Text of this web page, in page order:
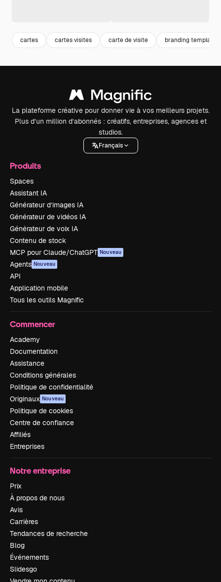
cartes cartes visites carte de visite branding template
La plateforme créative pour donner vie à vos meilleurs projets.
Plus d’un million d’abonnés : créatifs, entreprises, agences et
studios.
Français
Produits
Spaces
Assistant IA
Générateur d’images IA
Générateur de vidéos IA
Générateur de voix IA
Contenu de stock
MCP pour Claude/ChatGPT Nouveau
Agents Nouveau
API
Application mobile
Tous les outils Magnific
Commencer
Academy
Documentation
Assistance
Conditions générales
Politique de confidentialité
Originaux Nouveau
Politique de cookies
Centre de confiance
Affiliés
Entreprises
Notre entreprise
Prix
À propos de nous
Avis
Carrières
Tendances de recherche
Blog
Événements
Slidesgo